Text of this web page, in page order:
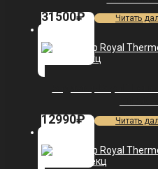
31500₽ Читать
12990₽ Читать